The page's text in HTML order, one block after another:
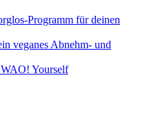
Programm für deinen
veganes Abnehm- und
Yourself